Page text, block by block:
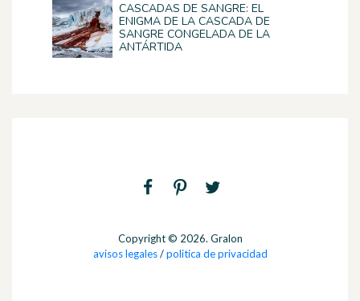
CASCADAS DE SANGRE: EL
ENIGMA DE LA CASCADA DE
SANGRE CONGELADA DE LA
ANTÁRTIDA
Copyright © 2026. Gralon
avisos legales/politica de privacidad